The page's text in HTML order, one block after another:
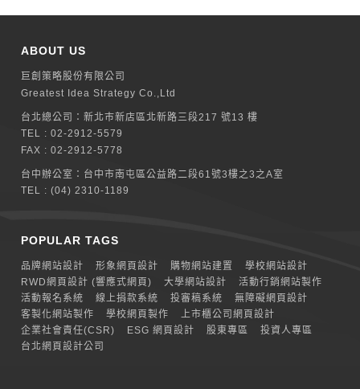
ABOUT US
巨創策略股份有限公司
Greatest Idea Strategy Co.,Ltd
台北總公司：新北巿新店區北新路三段217 號13 樓
TEL :02-2912-5579
FAX : 02-2912-5778
台中辦公室： 台中市南屯區公益路二段61號3樓之3之A室
TEL :(04) 2310-1189
POPULAR TAGS
品牌網站設計 形象網頁設計 購物網站建置
學校網站設計
RWD網頁設計 (響應式網頁)
大學網站設計
活動行銷網站製作
活動報名系統
線上捐款系統 投審稿系統
無障礙網頁設計
客製化網站製作
學校網頁製作
上市櫃公司網頁設計
企業社會責任(CSR)
ESG 網頁設計 股東專區
投資人專區
台北網頁設計公司